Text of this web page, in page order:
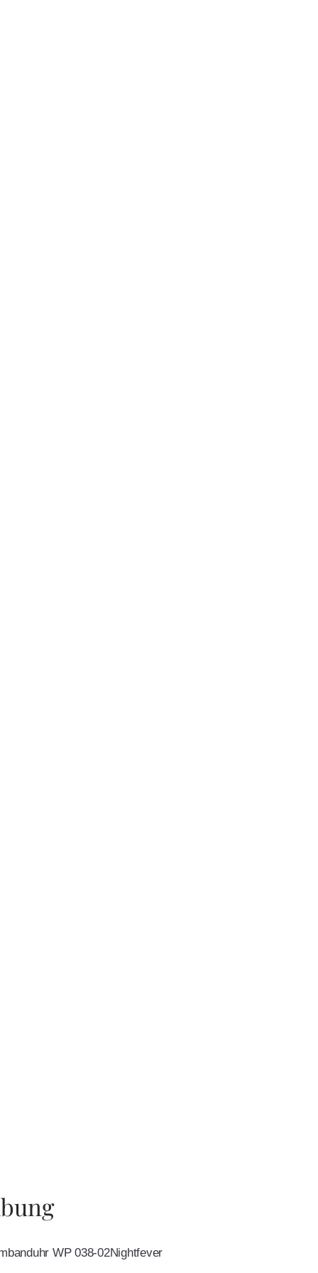
WP 038-02Nightfever